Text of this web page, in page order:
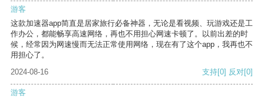
游客
这款加速器app简直是居家旅行必备神器，无论是看视频、玩游戏还是工
作办公，都能畅享高速网络，再也不用担心网速卡顿了。以前出差的时
候，经常因为网速慢而无法正常使用网络，现在有了这个app，我再也不
用担心了。
2024-08-16
支持[0] 反对[0]
游客